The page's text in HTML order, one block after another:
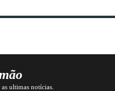
ultimas notícias.